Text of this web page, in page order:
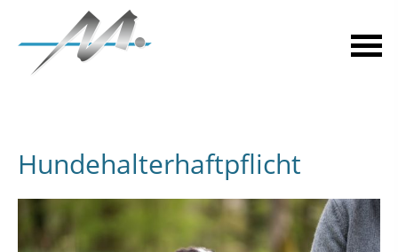
Hundehalterhaftpflicht